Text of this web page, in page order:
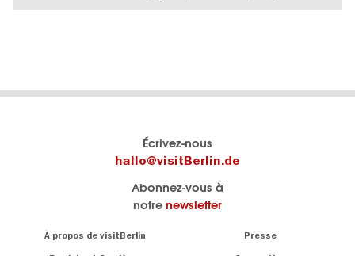
Écrivez-nous
hallo@visitBerlin.de
Abonnez-vous à
notre newsletter
Navigation:
À propos de visitBerlin Presse